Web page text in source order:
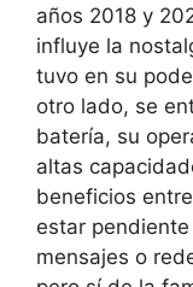
años 2018 y
influye la
tuvo en su
otro lado, se
batería, su
altas
beneficios
estar
mensajes o